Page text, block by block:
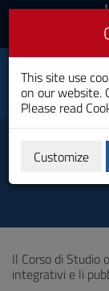
Skip
Content
to
Go
Footer
UniCa
Login
Toggle
navigation
Other
Il Corso di Studio
integrativi e li
This site use
on our website.
Please read
Customize